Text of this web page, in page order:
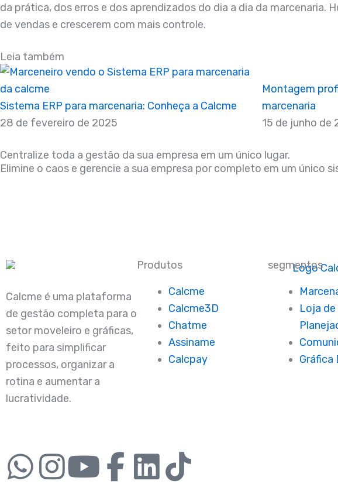
da prática, dos erros e dos aprendizados do dia a dia da marcenaria.
de vendas e crescerem com mais controle.
Leia também
Sistema ERP para marcenaria: Conheça a Calcme
28 de fevereiro de 2025
Montagem
marcenaria
15 de junho de
Centralize toda a gestão da sua empresa em um único lugar.
Elimine o caos e gerencie a sua empresa por completo em um único
Calcme é uma plataforma
de gestão completa para o
setor moveleiro e gráficas,
feito para simplificar
processos, organizar a
rotina e aumentar a
lucratividade.
Produtos
Calcme
Calcme3D
Chatme
Assiname
Calcpay
segmentos
Loja
Gráfica
W I
Y F
L T